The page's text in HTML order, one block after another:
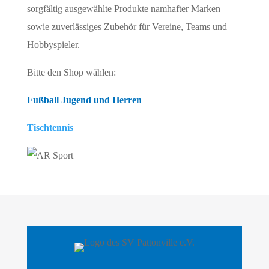
sorgfältig ausgewählte Produkte namhafter Marken
sowie zuverlässiges Zubehör für Vereine, Teams und
Hobbyspieler.
Bitte den Shop wählen:
Fußball Jugend und Herren
Tischtennis